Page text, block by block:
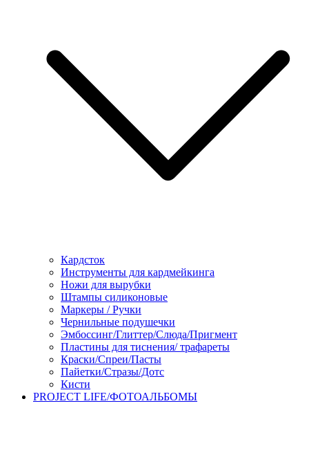
Кардсток
Инструменты для кардмейкинга
Ножи для вырубки
Штампы силиконовые
Маркеры / Ручки
Чернильные подушечки
Эмбоссинг/Глиттер/Слюда/Пригмент
Пластины для тиснения/ трафареты
Краски/Спреи/Пасты
Пайетки/Стразы/Дотс
Кисти
PROJECT LIFE/ФОТОАЛЬБОМЫ